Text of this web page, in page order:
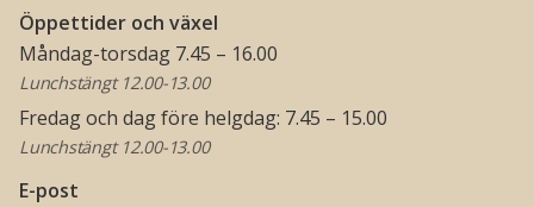
Öppettider och växel
Måndag-torsdag 7.45 – 16.00
Lunchstängt 12.00-13.00
Fredag och dag före helgdag: 7.45 – 15.00
Lunchstängt 12.00-13.00
E-post